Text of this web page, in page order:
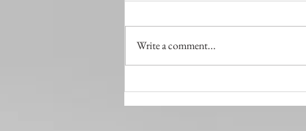
At the Same Time
Write a comment...